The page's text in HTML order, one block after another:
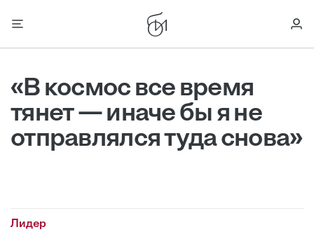
«В космос все время
тянет — иначе бы я не
отправлялся туда снова»
Лидер